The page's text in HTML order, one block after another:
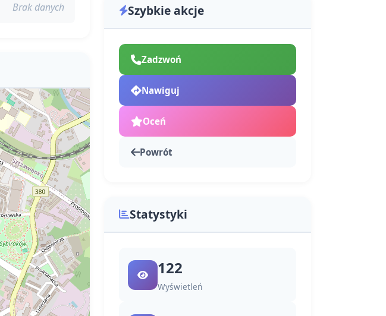
Brak danych Szybkie akcje
Zadzwoń
Nawiguj
Oceń
Powrót
Statystyki
122
Wyświetleń